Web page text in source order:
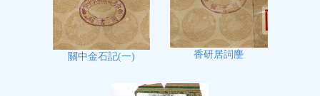
關中金石記(一) 香研居詞麈